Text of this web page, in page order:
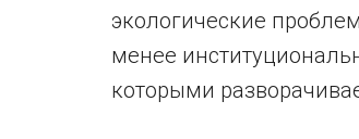
экологические
менее
которыми